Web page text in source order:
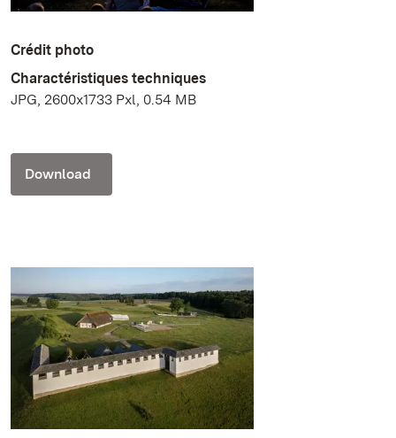
Crédit photo
Charactéristiques techniques
JPG, 2600x1733 Pxl, 0.54 MB
Download